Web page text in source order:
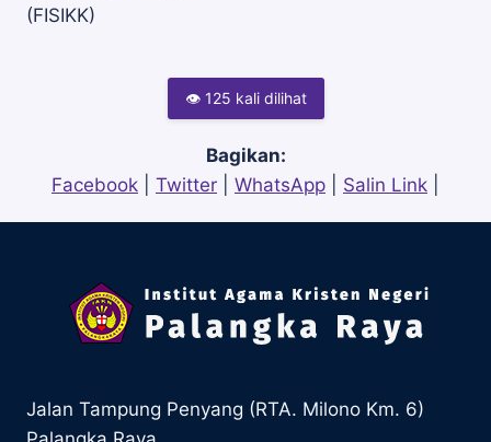
(FISIKK)
👁 125 kali dilihat
Bagikan:
Facebook
Twitter WhatsApp Salin Link
Jalan Tampung Penyang (RTA. Milono Km. 6)